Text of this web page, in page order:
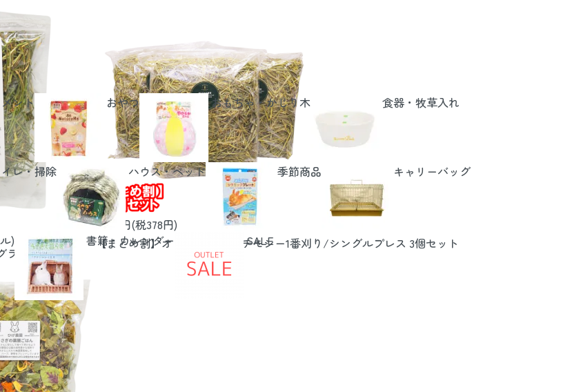
ント おやつ おもちゃ・かじり木 食器・牧草入れ
レ・掃除 ハウス・ベッド 季節商品 キャリーバッグ
) 書籍・カレンダー SALE
ラス(30g)
4,158円(税378円)
【まとめ割】オリジナル牧草 チモシー1番刈り/シングルプレス 3個セット